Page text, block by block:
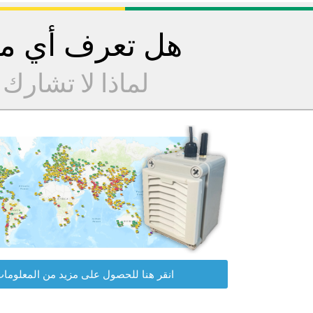
هل تعرف أي
لماذا لا
انقر هنا للحصول على مزيد من